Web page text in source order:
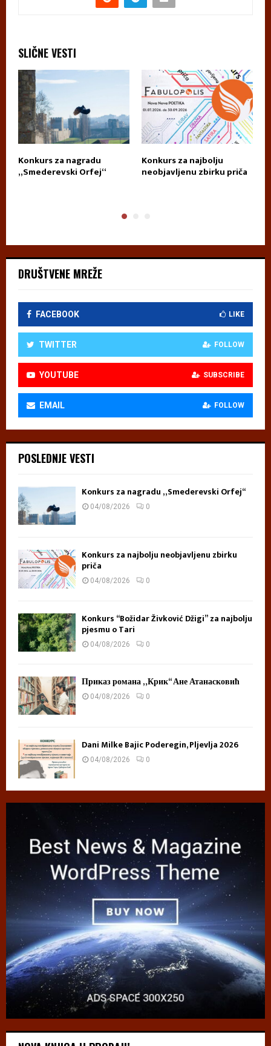
SLIČNE VESTI
Konkurs za nagradu
„Smederevski Orfej“
Konkurs za najbolju
neobjavljenu zbirku priča
DRUŠTVENE MREŽE
FACEBOOK LIKE
TWITTER FOLLOW
YOUTUBE SUBSCRIBE
EMAIL FOLLOW
POSLEDNJE VESTI
Konkurs za nagradu „Smederevski Orfej“
04/08/2026 0
Konkurs za najbolju neobjavljenu zbirku
priča
04/08/2026 0
Konkurs “Božidar Živković Džigi” za najbolju
pjesmu o Tari
04/08/2026 0
Приказ романа „Крик“ Ане Атанасковић
04/08/2026 0
Dani Milke Bajic Poderegin, Pljevlja 2026
04/08/2026 0